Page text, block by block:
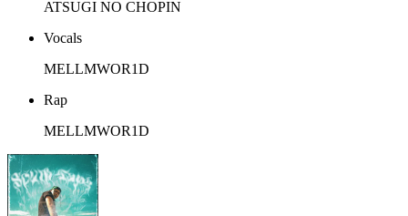
ATSUGI NO CHOPIN
Vocals
MELLMWOR1D
Rap
MELLMWOR1D